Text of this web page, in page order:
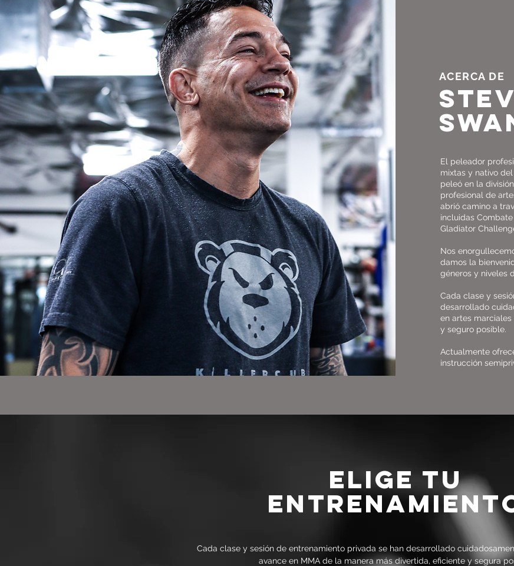
ACERCA DE
El peleador
mixtas y nativo
peleó en la
profesional de
abrió camino a
incluidas
Gladiator
Nos
damos la
géneros y niveles
Cada clase y
desarrollado
en artes
y seguro posible.
Actualmente
instrucción
ELIGE TU
Cada clase y sesión de entrenamiento privada se han desarrollado
avance en MMA de la manera más divertida, eficiente y segura